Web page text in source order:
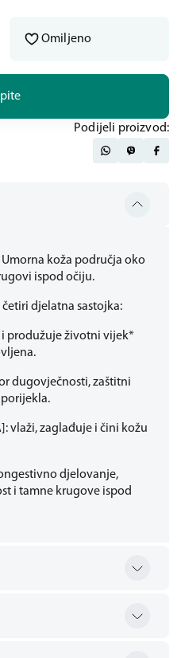
Umorna koža područja oko
ispod očiju.
četiri djelatna sastojka:
i produžuje životni vijek*
dugovječnosti, zaštitni
vlaži, zaglađuje i čini kožu
djelovanje,
i tamne krugove ispod
Omiljeno
Podijeli proizvod: